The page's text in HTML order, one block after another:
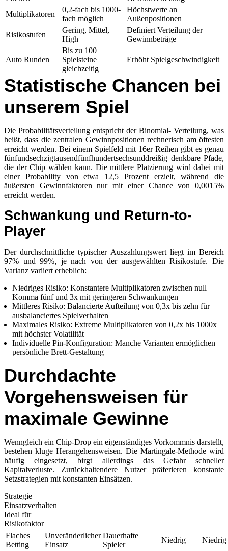
Multiplikatoren
0,2-fach bis 1000-
fach möglich
Höchstwerte an
Außenpositionen
Risikostufen
Gering, Mittel,
High
Definiert Verteilung der
Gewinnbeträge
Auto Runden
Bis zu 100
Spielsteine
gleichzeitig
Erhöht Spielgeschwindigkeit
Statistische Chancen bei
unserem Spiel
Die Probabilitätsverteilung entspricht der Binomial- Verteilung, was
heißt, dass die zentralen Gewinnpositionen rechnerisch am öftesten
erreicht werden. Bei einem Spielfeld mit 16er Reihen gibt es genau
fünfundsechzigtausendfünfhundertsechsunddreißig denkbare Pfade,
die der Chip wählen kann. Die mittlere Platzierung wird dabei mit
einer Probability von etwa 12,5 Prozent erzielt, während die
äußersten Gewinnfaktoren nur mit einer Chance von 0,0015%
erreicht werden.
Schwankung und Return-to-
Player
Der durchschnittliche typischer Auszahlungswert liegt im Bereich
97% und 99%, je nach von der ausgewählten Risikostufe. Die
Varianz variiert erheblich:
Niedriges Risiko: Konstantere Multiplikatoren zwischen null
Komma fünf und 3x mit geringeren Schwankungen
Mittleres Risiko: Balancierte Aufteilung von 0,3x bis zehn für
ausbalanciertes Spielverhalten
Maximales Risiko: Extreme Multiplikatoren von 0,2x bis 1000x
mit höchster Volatilität
Individuelle Pin-Konfiguration: Manche Varianten ermöglichen
persönliche Brett-Gestaltung
Durchdachte
Vorgehensweisen für
maximale Gewinne
Wenngleich ein Chip-Drop ein eigenständiges Vorkommnis darstellt,
bestehen kluge Herangehensweisen. Die Martingale-Methode wird
häufig eingesetzt, birgt allerdings das Gefahr schneller
Kapitalverluste. Zurückhaltendere Nutzer präferieren konstante
Setzstrategien mit konstanten Einsätzen.
Strategie
Einsatzverhalten
Ideal für
Risikofaktor
Flaches
Betting
Unveränderlicher
Einsatz
Dauerhafte
Spieler
Niedrig Niedrig